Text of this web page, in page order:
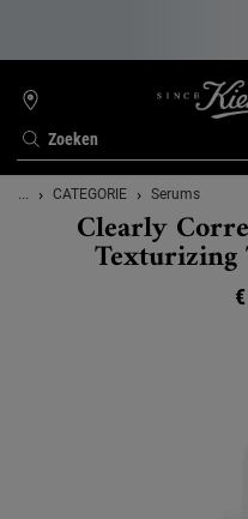
Zoeken
WINKELZOEKER
Hoofdinhoud
... CATEGORIE Serums
Clearly
Texturizing